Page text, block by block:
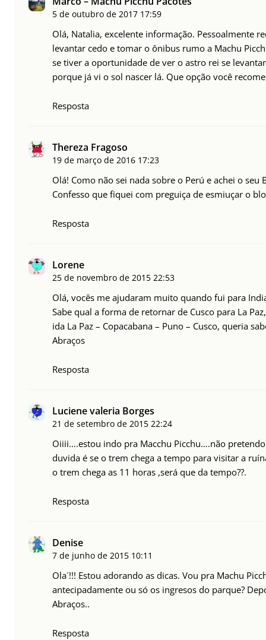
5 de outubro de 2017 17:59
Olá, Natalia, excelente informação. Pessoalmente
levantar cedo e tomar o ônibus rumo a Machu
se tiver a oportunidade de ver o astro rei se
porque já vi o sol nascer lá. Que opção você
Resposta
Thereza Fragoso
19 de março de 2016 17:23
Olá! Como não sei nada sobre o Perú e achei o seu
Confesso que fiquei com preguiça de esmiuçar o
Resposta
Lorene
25 de novembro de 2015 22:53
Olá, vocês me ajudaram muito quando fui para
Sabe qual a forma de retornar de Cusco para La
ida La Paz – Copacabana – Puno – Cusco, queria
Abraços
Resposta
Luciene valeria Borges
21 de setembro de 2015 22:24
Oiiii….estou indo pra Macchu Picchu….não
duvida é se o trem chega a tempo para visitar a
o trem chega as 11 horas ,será que da tempo??.
Resposta
Denise
7 de junho de 2015 10:11
Ola´!!! Estou adorando as dicas. Vou pra Machu
antecipadamente ou só os ingresos do parque?
Abraços..
Resposta